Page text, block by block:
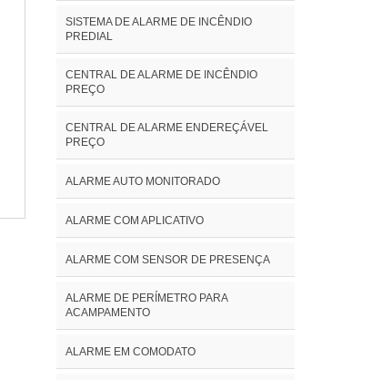
SISTEMA DE ALARME DE INCÊNDIO
PREDIAL
CENTRAL DE ALARME DE INCÊNDIO
PREÇO
CENTRAL DE ALARME ENDEREÇÁVEL
PREÇO
ALARME AUTO MONITORADO
ALARME COM APLICATIVO
ALARME COM SENSOR DE PRESENÇA
ALARME DE PERÍMETRO PARA
ACAMPAMENTO
ALARME EM COMODATO